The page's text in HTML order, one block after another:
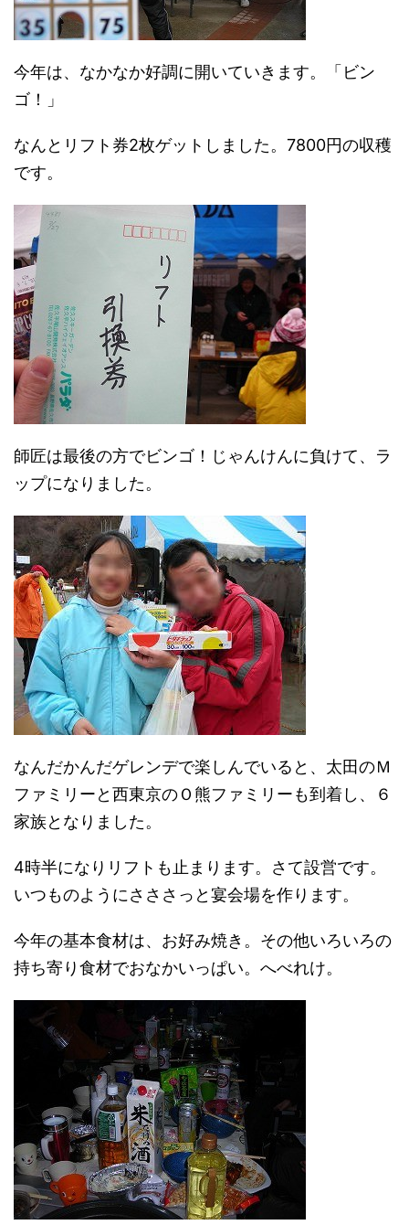
今年は、なかなか好調に開いていきます。「ビン
ゴ！」
なんとリフト券2枚ゲットしました。7800円の収穫
です。
師匠は最後の方でビンゴ！じゃんけんに負けて、ラ
ップになりました。
なんだかんだゲレンデで楽しんでいると、太田のＭ
ファミリーと西東京のＯ熊ファミリーも到着し、６
家族となりました。
4時半になりリフトも止まります。さて設営です。
いつものようにさささっと宴会場を作ります。
今年の基本食材は、お好み焼き。その他いろいろの
持ち寄り食材でおなかいっぱい。へべれけ。